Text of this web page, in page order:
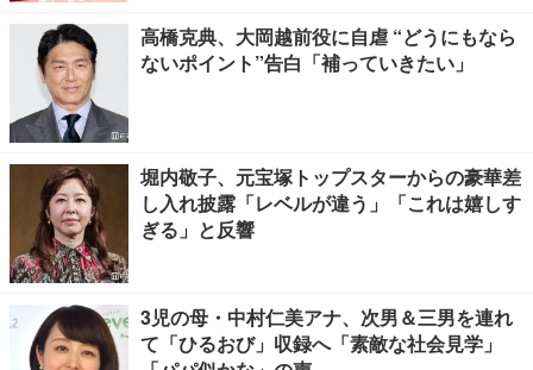
高橋克典、大岡越前役に自虐 “どうにもなら
ないポイント”告白「補っていきたい」
堀内敬子、元宝塚トップスターからの豪華差
し入れ披露「レベルが違う」「これは嬉しす
ぎる」と反響
3児の母・中村仁美アナ、次男＆三男を連れ
て「ひるおび」収録へ「素敵な社会見学」